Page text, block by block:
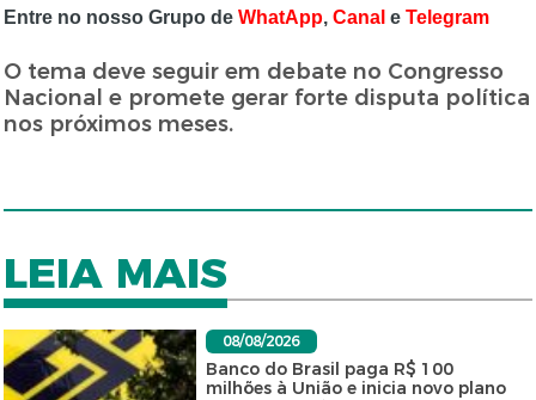
Entre no nosso Grupo deWhatApp,Canal eTelegram
O tema deve seguir em debate no Congresso
Nacional e promete gerar forte disputa política
nos próximos meses.
LEIA MAIS
08/08/2026
Banco do Brasil paga R$ 100
milhões à União e inicia novo plano